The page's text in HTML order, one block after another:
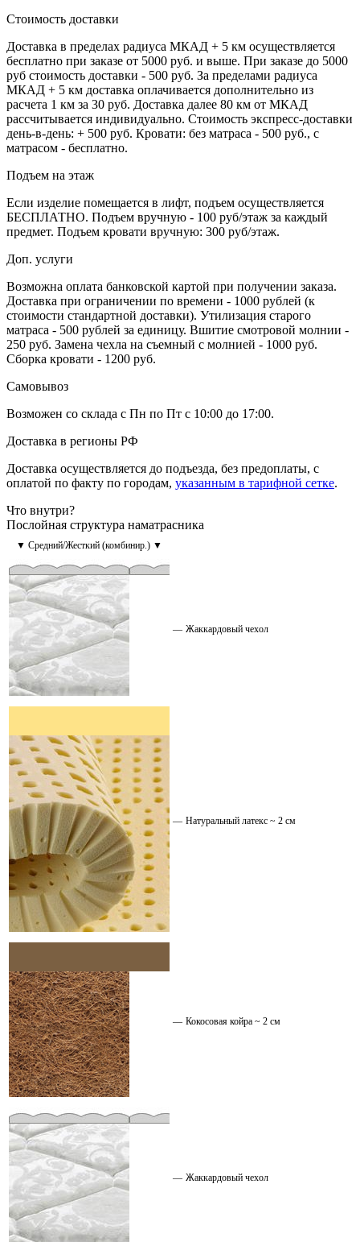
Стоимость доставки
Доставка в пределах радиуса МКАД + 5 км осуществляется
бесплатно при заказе от 5000 руб. и выше. При заказе до 5000
руб стоимость доставки - 500 руб. За пределами радиуса
МКАД + 5 км доставка оплачивается дополнительно из
расчета 1 км за 30 руб. Доставка далее 80 км от МКАД
рассчитывается индивидуально. Стоимость экспресс-доставки
день-в-день: + 500 руб. Кровати: без матраса - 500 руб., с
матрасом - бесплатно.
Подъем на этаж
Если изделие помещается в лифт, подъем осуществляется
БЕСПЛАТНО. Подъем вручную - 100 руб/этаж за каждый
предмет. Подъем кровати вручную: 300 руб/этаж.
Доп. услуги
Возможна оплата банковской картой при получении заказа.
Доставка при ограничении по времени - 1000 рублей (к
стоимости стандартной доставки). Утилизация старого
матраса - 500 рублей за единицу. Вшитие смотровой молнии -
250 руб. Замена чехла на съемный с молнией - 1000 руб.
Сборка кровати - 1200 руб.
Самовывоз
Возможен со склада с Пн по Пт с 10:00 до 17:00.
Доставка в регионы РФ
Доставка осуществляется до подъезда, без предоплаты, с
оплатой по факту по городам, указанным в тарифной сетке.
Что внутри?
Послойная структура наматрасника
▼ Средний/Жесткий (комбинир.) ▼
— Жаккардовый чехол
— Натуральный латекс ~ 2 см
— Кокосовая койра ~ 2 см
— Жаккардовый чехол